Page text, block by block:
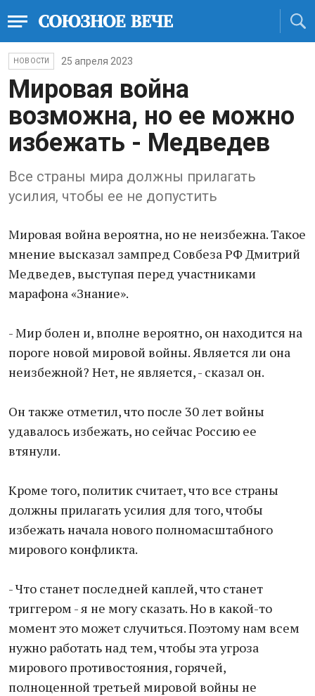
НОВОСТИ 25 апреля 2023
Мировая война
возможна, но ее можно
избежать - Медведев
Все страны мира должны прилагать
усилия, чтобы ее не допустить
Мировая война вероятна, но не неизбежна. Такое
мнение высказал зампред Совбеза РФ Дмитрий
Медведев, выступая перед участниками
марафона «Знание».
- Мир болен и, вполне вероятно, он находится на
пороге новой мировой войны. Является ли она
неизбежной? Нет, не является, - сказал он.
Он также отметил, что после 30 лет войны
удавалось избежать, но сейчас Россию ее
втянули.
Кроме того, политик считает, что все страны
должны прилагать усилия для того, чтобы
избежать начала нового полномасштабного
мирового конфликта.
- Что станет последней каплей, что станет
триггером - я не могу сказать. Но в какой-то
момент это может случиться. Поэтому нам всем
нужно работать над тем, чтобы эта угроза
мирового противостояния, горячей,
полноценной третьей мировой войны не